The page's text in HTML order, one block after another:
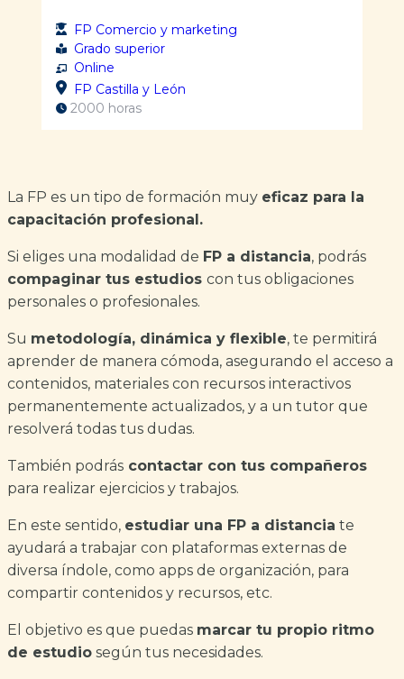
FP Comercio y marketing
Grado superior
Online
FP Castilla y León
2000 horas
La FP es un tipo de formación muy eficaz para la
capacitación profesional.
Si eliges una modalidad de FP a distancia, podrás
compaginar tus estudios con tus obligaciones
personales o profesionales.
Su metodología, dinámica y flexible, te permitirá
aprender de manera cómoda, asegurando el acceso a
contenidos, materiales con recursos interactivos
permanentemente actualizados, y a un tutor que
resolverá todas tus dudas.
También podrás contactar con tus compañeros
para realizar ejercicios y trabajos.
En este sentido, estudiar una FP a distancia te
ayudará a trabajar con plataformas externas de
diversa índole, como apps de organización, para
compartir contenidos y recursos, etc.
El objetivo es que puedas marcar tu propio ritmo
de estudio según tus necesidades.